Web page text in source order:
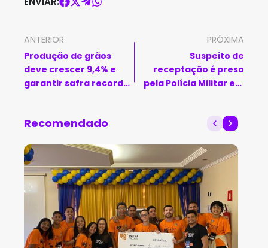
ANTERIOR
Produção de grãos
deve crescer 9,4% e
garantir safra recorde
PRÓXIMA
Suspeito de
receptação é preso
pela Polícia Militar em
Recomendado